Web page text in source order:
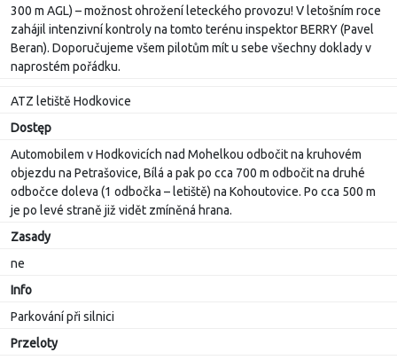
300 m AGL) – možnost ohrožení leteckého provozu! V letošním roce
zahájil intenzivní kontroly na tomto terénu inspektor BERRY (Pavel
Beran). Doporučujeme všem pilotům mít u sebe všechny doklady v
naprostém pořádku.
ATZ letiště Hodkovice
Dostęp
Automobilem v Hodkovicích nad Mohelkou odbočit na kruhovém
objezdu na Petrašovice, Bílá a pak po cca 700 m odbočit na druhé
odbočce doleva (1 odbočka – letiště) na Kohoutovice. Po cca 500 m
je po levé straně již vidět zmíněná hrana.
Zasady
ne
Info
Parkování při silnici
Przeloty